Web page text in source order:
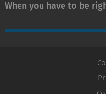
When you have to be